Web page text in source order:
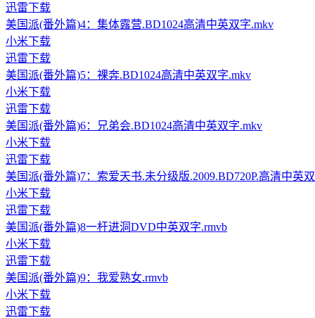
迅雷下载
美国派(番外篇)4：集体露营.BD1024高清中英双字.mkv
小米下载
迅雷下载
美国派(番外篇)5：裸奔.BD1024高清中英双字.mkv
小米下载
迅雷下载
美国派(番外篇)6：兄弟会.BD1024高清中英双字.mkv
小米下载
迅雷下载
美国派(番外篇)7：索爱天书.未分级版.2009.BD720P.高清中英
小米下载
迅雷下载
美国派(番外篇)8一杆进洞DVD中英双字.rmvb
小米下载
迅雷下载
美国派(番外篇)9：我爱熟女.rmvb
小米下载
迅雷下载